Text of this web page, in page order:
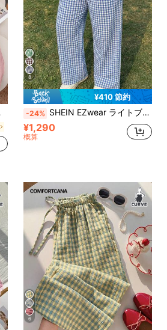
8
¥410 節約
-24% SHEIN EZwear ライトブルー プラスサイズ カジュアル チェック柄 ウエスト ゆとり パンツ
¥1,290
概算
6